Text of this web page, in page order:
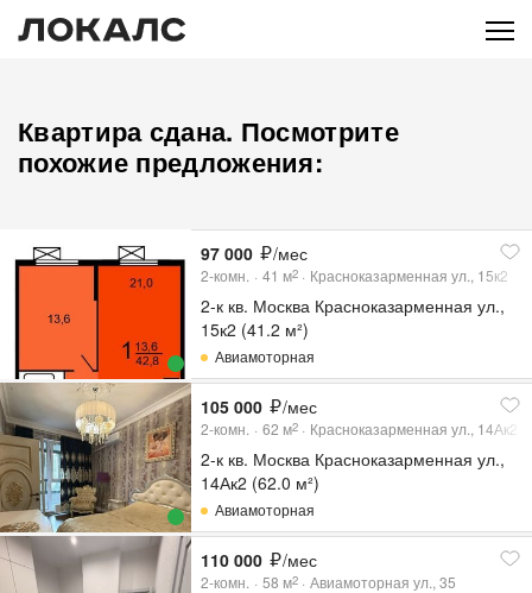
Квартира сдана. Посмотрите
похожие предложения:
97 000 /мес
2-комн. 41 м2 Красноказарменная ул., 15к2
2-к кв. Москва Красноказарменная ул.,
15к2 (41.2 м²)
Авиамоторная
105 000 /мес
2-комн. 62 м2 Красноказарменная ул., 14Ак2
2-к кв. Москва Красноказарменная ул.,
14Ак2 (62.0 м²)
Авиамоторная
110 000 /мес
2-комн. 58 м2 Авиамоторная ул., 35